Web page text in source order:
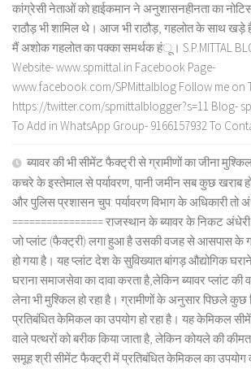
कांग्रेसी नेताओं को हाईकमान ने अनुशासनहीनता का
राठौड़ भी शामिल थे। आज भी राठौड़, गहलोत के साथ खड़े
मैं अशोक गहलोत का पक्का समर्थक हंू। S.P.MITTAL
Website- www.spmittal.in Facebook Page-
www.facebook.com/SPMittalblog Follow me on
https://twitter.com/spmittalblogger?s=11 Blog-
To Add in WhatsApp Group- 9166157932 To
ब्यावर की भी सीमेंट फैक्ट्री से ग्रामीणों का जीना
कचरे के इस्तेमाल से पर्यावरण, पानी जमीन सब कुछ खराब हो
और पुलिस प्रशासन चुप: पर्यावरण विभाग के अधिकारी तो
================ राजस्थान के ब्यावर के निकट
जो प्लांट (फैक्ट्री) लगा हुआ है उसकी वजह से आसपास के
हो गया है। यह प्लांट देश के सुविख्यात बांगड़ औद्योगिक
घराना समाजसेवा का दावा करता है,लेकिन ब्यावर प्लांट की
लेना भी मुश्किल हो रहा है। ग्रामीणों के अनुसार पिछले कुछ
प्रतिबंधित केमिकल का उपयोग हो रहा है। यह केमिकल
वाले पत्थरों को बरीक किया जाता है, लेकिन कोयले की
समूह श्री सीमेंट फैक्ट्री में प्रतिबंधित केमिकल का उपयोग